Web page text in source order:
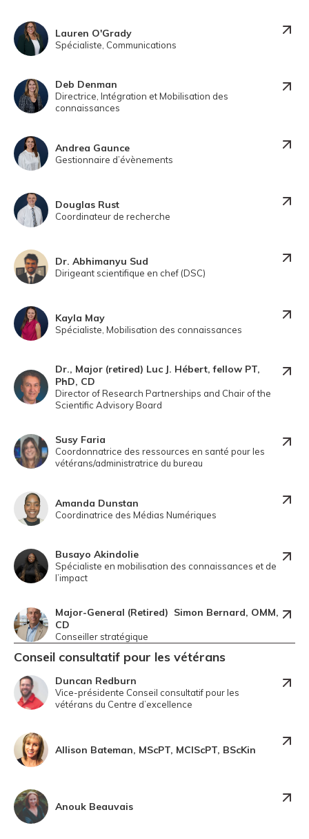
Lauren O'Grady
Spécialiste, Communications
Deb Denman
Directrice, Intégration et Mobilisation des
connaissances
Andrea Gaunce
Gestionnaire d’évènements
Douglas Rust
Coordinateur de recherche
Dr. Abhimanyu Sud
Dirigeant scientifique en chef (DSC)
Kayla May
Spécialiste, Mobilisation des connaissances
Dr., Major (retired) Luc J. Hébert, fellow PT,
PhD, CD
Director of Research Partnerships and Chair of the
Scientific Advisory Board
Susy Faria
Coordonnatrice des ressources en santé pour les
vétérans/administratrice du bureau
Amanda Dunstan
Coordinatrice des Médias Numériques
Busayo Akindolie
Spécialiste en mobilisation des connaissances et de
l’impact
Major-General (Retired) Simon Bernard, OMM,
CD
Conseiller stratégique
Conseil consultatif pour les vétérans
Duncan Redburn
Vice-présidente Conseil consultatif pour les
vétérans du Centre d’excellence
Allison Bateman, MScPT, MClScPT, BScKin
Anouk Beauvais